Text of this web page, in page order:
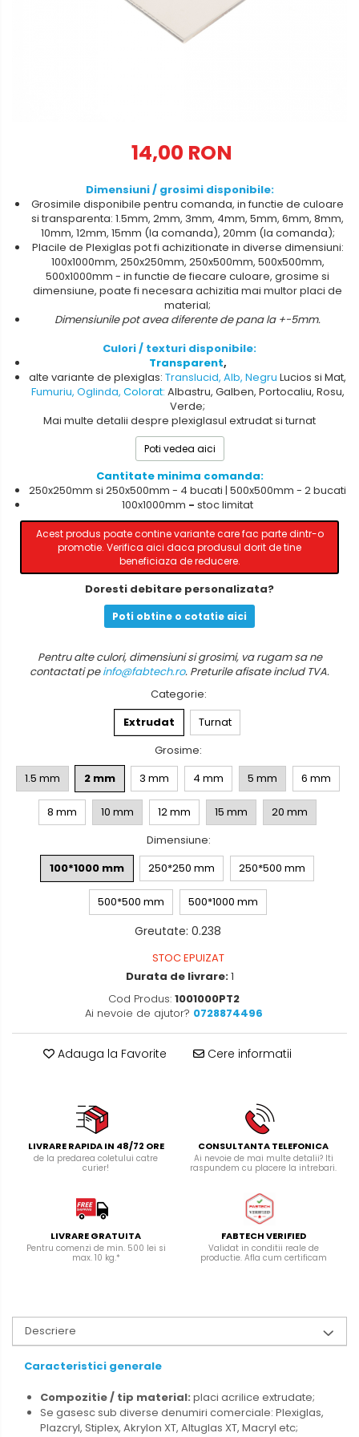
14,00 RON
Dimensiuni / grosimi disponibile:
Grosimile disponibile pentru comanda, in functie de culoare
si transparenta: 1.5mm, 2mm, 3mm, 4mm, 5mm, 6mm, 8mm,
10mm, 12mm, 15mm (la comanda), 20mm (la comanda);
Placile de Plexiglas pot fi achizitionate in diverse dimensiuni:
100x1000mm, 250x250mm, 250x500mm, 500x500mm,
500x1000mm - in functie de fiecare culoare, grosime si
dimensiune, poate fi necesara achizitia mai multor placi de
material;
Dimensiunile pot avea diferente de pana la +-5mm.
Culori / texturi disponibile:
Transparent,
alte variante de plexiglas: Translucid, Alb, Negru Lucios si Mat,
Fumuriu, Oglinda, Colorat: Albastru, Galben, Portocaliu, Rosu,
Verde;
Mai multe detalii despre plexiglasul extrudat si turnat
Poti vedea aici
Cantitate minima comanda:
250x250mm si 250x500mm - 4 bucati | 500x500mm - 2 bucati
100x1000mm - stoclimitat
Acest produs poate contine variante care fac parte dintr-o
promotie. Verifica aici daca produsul dorit de tine
beneficiaza de reducere.
Doresti debitare personalizata?
Poti obtine o cotatie aici
Pentru alte culori, dimensiuni si grosimi, va rugam sa ne
contactati peinfo@fabtech.ro. Preturile afisate includ TVA.
Categorie:
Extrudat
Turnat
Grosime:
1.5 mm
2 mm 3 mm 4 mm 5 mm 6 mm
8 mm 10 mm 12 mm 15 mm
20 mm
Dimensiune:
100*1000 mm
250*250 mm 250*500 mm
500*500 mm 500*1000 mm
Greutate: 0.238
STOC EPUIZAT
Durata de livrare:1
Cod Produs: 1001000PT2
Ai nevoie de ajutor? 0728874496
Adauga la Favorite Cere informatii
LIVRARE RAPIDA IN 48/72 ORE
de la predarea coletului catre
curier!
CONSULTANTA TELEFONICA
Ai nevoie de mai multe detalii? Iti
raspundem cu placere la intrebari.
LIVRARE GRATUITA
Pentru comenzi de min. 500 lei si
max. 10 kg.*
FABTECH VERIFIED
Validat in conditii reale de
productie. Afla cum certificam
Descriere
Caracteristici generale
Compozitie / tip material: placi acrilice extrudate;
Se gasesc sub diverse denumiri comerciale: Plexiglas,
Plazcryl, Stiplex, Akrylon XT, Altuglas XT, Macryl etc;